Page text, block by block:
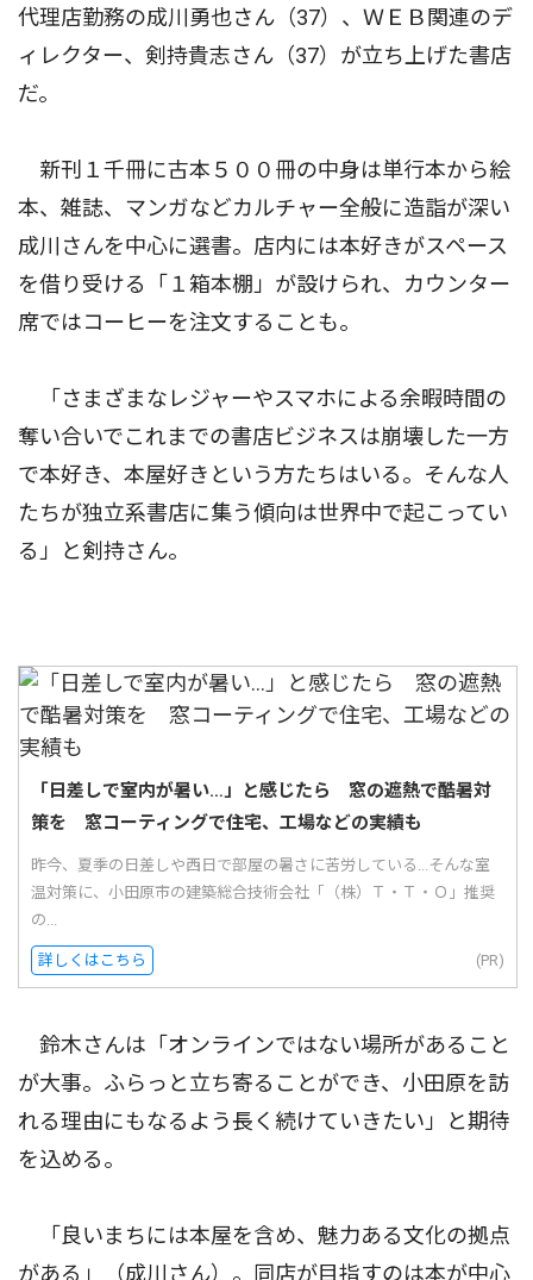
代理店勤務の成川勇也さん（37）、ＷＥＢ関連のデ
ィレクター、剣持貴志さん（37）が立ち上げた書店
だ。
新刊１千冊に古本５００冊の中身は単行本から絵
本、雑誌、マンガなどカルチャー全般に造詣が深い
成川さんを中心に選書。店内には本好きがスペース
を借り受ける「１箱本棚」が設けられ、カウンター
席ではコーヒーを注文することも。
「さまざまなレジャーやスマホによる余暇時間の
奪い合いでこれまでの書店ビジネスは崩壊した一方
で本好き、本屋好きという方たちはいる。そんな人
たちが独立系書店に集う傾向は世界中で起こってい
る」と剣持さん。
「日差しで室内が暑い…」と感じたら 窓の遮熱で酷暑対
策を 窓コーティングで住宅、工場などの実績も
昨今、夏季の日差しや西日で部屋の暑さに苦労している...そんな室
温対策に、小田原市の建築総合技術会社「（株）Ｔ・Ｔ・Ｏ」推奨
の...
詳しくはこちら (PR)
鈴木さんは「オンラインではない場所があること
が大事。ふらっと立ち寄ることができ、小田原を訪
れる理由にもなるよう長く続けていきたい」と期待
を込める。
「良いまちには本屋を含め、魅力ある文化の拠点
がある」（成川さん）。同店が目指すのは本が中心